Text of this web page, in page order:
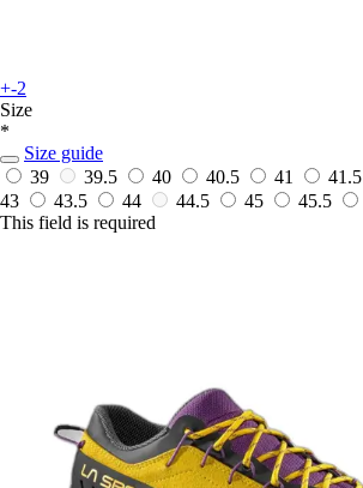
+-2
Size
*
Size guide
39
39.5 40 40.5 41 41.5
43
43.5 44 44.5 45 45.5
This field is required